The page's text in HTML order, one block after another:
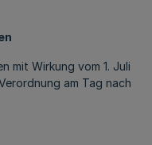
mit Wirkung vom 1. Juli
am Tag nach